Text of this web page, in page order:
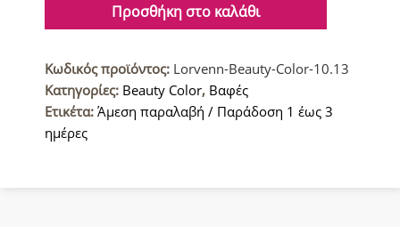
Βαφή
10.13
Ξανθό
Πολύ
Ανοιχτό
Προσθήκη στο καλάθι
Κωδικός προϊόντος: Lorvenn-Beauty-Color-10.13
Κατηγορίες: Beauty Color, Βαφές
Ετικέτα: Άμεση παραλαβή / Παράδοση 1 έως 3
ημέρες